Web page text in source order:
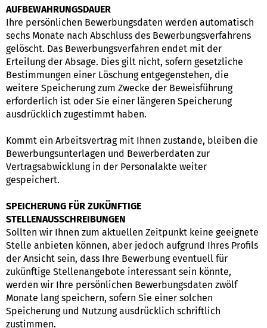
AUFBEWAHRUNGSDAUER
Ihre persönlichen Bewerbungsdaten werden automatisch
sechs Monate nach Abschluss des Bewerbungsverfahrens
gelöscht. Das Bewerbungsverfahren endet mit der
Erteilung der Absage. Dies gilt nicht, sofern gesetzliche
Bestimmungen einer Löschung entgegenstehen, die
weitere Speicherung zum Zwecke der Beweisführung
erforderlich ist oder Sie einer längeren Speicherung
ausdrücklich zugestimmt haben.
Kommt ein Arbeitsvertrag mit Ihnen zustande, bleiben die
Bewerbungsunterlagen und Bewerberdaten zur
Vertragsabwicklung in der Personalakte weiter
gespeichert.
SPEICHERUNG FÜR ZUKÜNFTIGE
STELLENAUSSCHREIBUNGEN
Sollten wir Ihnen zum aktuellen Zeitpunkt keine geeignete
Stelle anbieten können, aber jedoch aufgrund Ihres Profils
der Ansicht sein, dass Ihre Bewerbung eventuell für
zukünftige Stellenangebote interessant sein könnte,
werden wir Ihre persönlichen Bewerbungsdaten zwölf
Monate lang speichern, sofern Sie einer solchen
Speicherung und Nutzung ausdrücklich schriftlich
zustimmen.